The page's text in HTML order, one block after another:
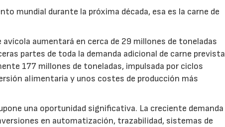
mundial durante la próxima década, esa es la carne de
aumentará en cerca de 29 millones de toneladas
partes de toda la demanda adicional de carne prevista
177 millones de toneladas, impulsada por ciclos
alimentaria y unos costes de producción más
una oportunidad significativa. La creciente demanda
en automatización, trazabilidad, sistemas de